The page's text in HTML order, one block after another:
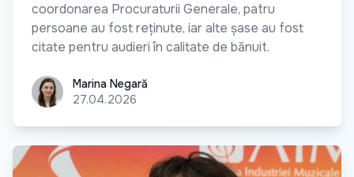
coordonarea Procuraturii Generale, patru
persoane au fost reținute, iar alte șase au fost
citate pentru audieri în calitate de bănuit.
Marina Negară
Marina Negară
27.04.2026